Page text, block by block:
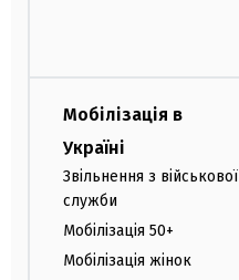
Мобілізація в
Україні
Звільнення з військової
служби
Мобілізація 50+
Мобілізація жінок